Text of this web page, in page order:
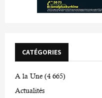
CATÉGORIES
A la Une (4 665)
Actualités